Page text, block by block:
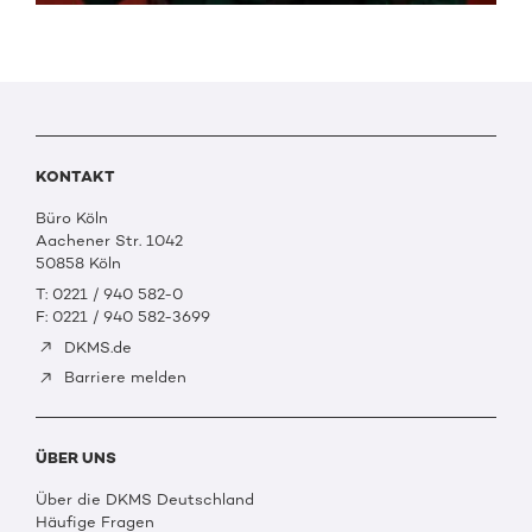
KONTAKT
Büro Köln
Aachener Str. 1042
50858 Köln
T: 0221 / 940 582-0
F: 0221 / 940 582-3699
DKMS.de
Barriere melden
ÜBER UNS
Über die DKMS Deutschland
Häufige Fragen